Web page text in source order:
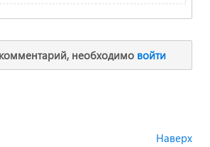
необходимо войти
Наверх